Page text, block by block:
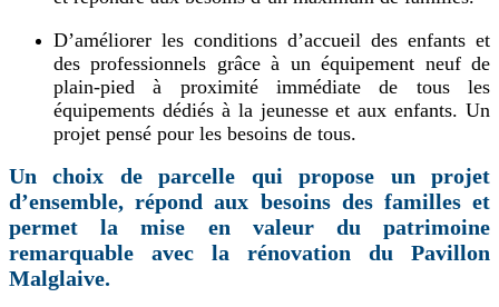
D’améliorer les conditions d’accueil des enfants et
des professionnels grâce à un équipement neuf de
plain-pied à proximité immédiate de tous les
équipements dédiés à la jeunesse et aux enfants. Un
projet pensé pour les besoins de tous.
Un choix de parcelle qui propose un projet
d’ensemble, répond aux besoins des familles et
permet la mise en valeur du patrimoine
remarquable avec la rénovation du Pavillon
Malglaive.